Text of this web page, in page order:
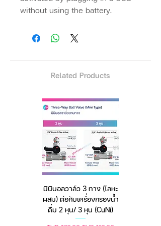
without using the battery.
Free!
Extra gifts added by Fuji
Siam 888✨
+ Free battery charger
+ Free USB adapter
avoid cross infection.
New chip is adopted, the
sensing time is faster (0.1s);
the passing rate per minute is
greatly improved (50 people /
min).
measurement accuracy,
accuracy tolerance: ± 0.2 (34
~ 45 ° C)
Related Products
มินิบอลวาล์ว 3 ทาง (โลหะ
ผสม) ต่อกับเครื่องกรองน้ำ
ดื่ม 2 หุน/ 3 หุน (CuNi)